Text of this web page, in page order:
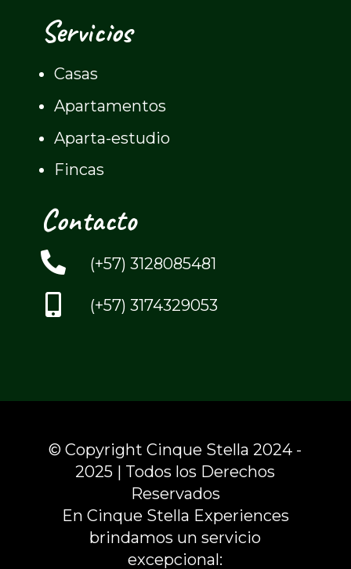
Servicios
Casas
Apartamentos
Aparta-estudio
Fincas
Contacto
(+57) 3128085481
(+57) 3174329053
© Copyright Cinque Stella 2024 -
2025 | Todos los Derechos
Reservados
En Cinque Stella Experiences
brindamos un servicio
excepcional: